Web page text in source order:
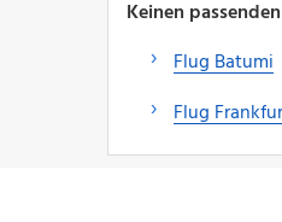
Keinen
Flug Batumi
Flug